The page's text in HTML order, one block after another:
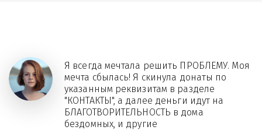
Я всегда мечтала решить ПРОБЛЕМУ. Моя
мечта сбылась! Я скинула донаты по
указанным реквизитам в разделе
"КОНТАКТЫ", а далее деньги идут на
БЛАГОТВОРИТЕЛЬНОСТЬ в дома
бездомных, и другие